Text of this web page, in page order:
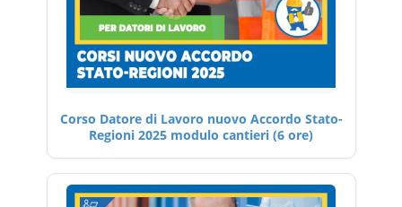
Corso Datore di Lavoro nuovo Accordo Stato-
Regioni 2025 modulo cantieri (6 ore)